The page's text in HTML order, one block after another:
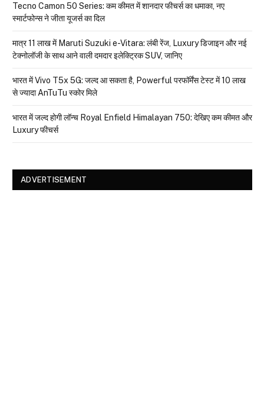
Tecno Camon 50 Series: कम कीमत में शानदार फीचर्स का धमाका, नए
स्मार्टफोन्स ने जीता यूजर्स का दिल
मात्र ₹11 लाख में Maruti Suzuki e-Vitara: लंबी रेंज, Luxury डिजाइन और नई
टेक्नोलॉजी के साथ आने वाली दमदार इलेक्ट्रिक SUV, जानिए
भारत में Vivo T5x 5G: जल्द आ सकता है, Powerful परफॉर्मेंस टेस्ट में 10 लाख
से ज्यादा AnTuTu स्कोर मिले
भारत में जल्द होगी लॉन्च Royal Enfield Himalayan 750: देखिए कम कीमत और
Luxury फीचर्स
ADVERTISEMENT